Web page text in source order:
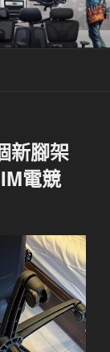
新腳架
電競